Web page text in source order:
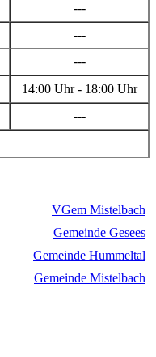
---
---
---
14:00 Uhr - 18:00 Uhr
---
VGem Mistelbach
Gemeinde Gesees
Gemeinde Hummeltal
Gemeinde Mistelbach